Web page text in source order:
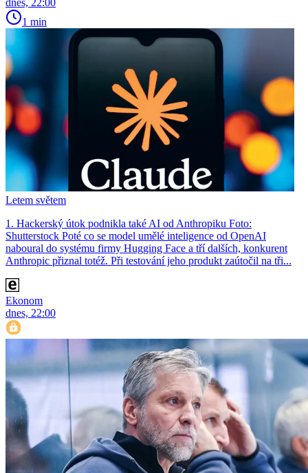
dnes, 22:00
1 min
Letem světem
1. Hackerský útok podnikla také AI od Anthropiku Foto:
Shutterstock Poté co se model umělé inteligence od OpenAI
naboural do systému firmy Hugging Face a tří dalších, konkurent
Anthro­pic přiznal totéž. Při testování jeho produkt zaútočil na tři...
Ekonom
dnes, 22:00